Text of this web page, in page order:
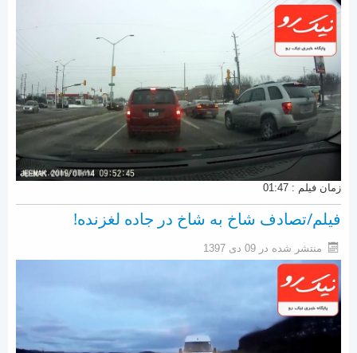
زمان فیلم : 01:47
فیلم/تصادف شاخ به شاخ در جاده لغزنده!
منتشر شده در 09 دی 1397